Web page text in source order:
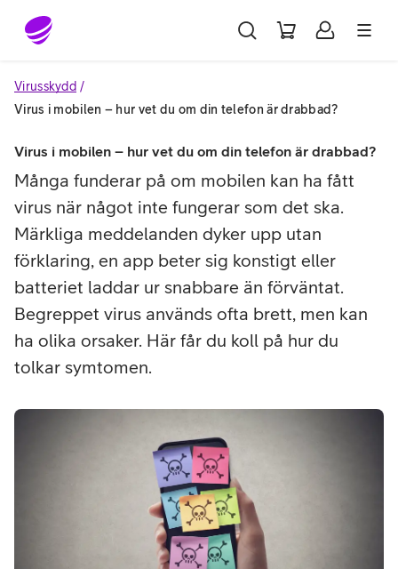
Gå till sidans innehåll
Virusskydd
Virus i mobilen – hur vet du om din telefon är drabbad?
Virus i mobilen – hur vet du om din telefon är drabbad?
Många funderar på om mobilen kan ha fått
virus när något inte fungerar som det ska.
Märkliga meddelanden dyker upp utan
förklaring, en app beter sig konstigt eller
batteriet laddar ur snabbare än förväntat.
Begreppet virus används ofta brett, men kan
ha olika orsaker. Här får du koll på hur du
tolkar symtomen.